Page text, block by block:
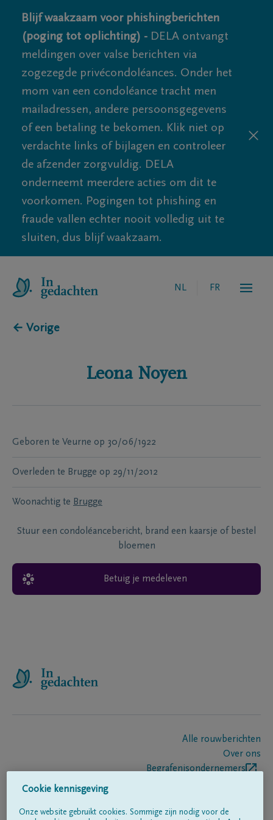
Blijf waakzaam voor phishingberichten
(poging tot oplichting) - DELA ontvangt
meldingen over valse berichten via
zogezegde privécondoléances. Onder het
mom van een condoléance tracht men
mailadressen, andere persoonsgegevens
of een betaling te bekomen. Klik niet op
verdachte links of bijlagen en controleer
de afzender zorgvuldig. DELA
onderneemt meerdere acties om dit te
voorkomen. Pogingen tot phishing en
fraude vallen echter nooit volledig uit te
sluiten, dus blijf waakzaam.
NL FR
← Vorige
Leona Noyen
Geboren te Veurne op 30/06/1922
Overleden te Brugge op 29/11/2012
Woonachtig te Brugge
Stuur een condoléancebericht, brand een kaarsje of bestel
bloemen
Betuig je medeleven
Alle rouwberichten
Over ons
Begrafenisondernemers
Cookie kennisgeving
Onze website gebruikt cookies. Sommige zijn nodig voor de